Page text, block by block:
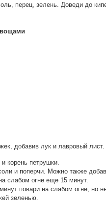
перец, зелень. Доведи до
добавив лук и лавровый
корень петрушки.
и поперчи. Можно также
слабом огне еще 15 минут.
повари на слабом огне, но
зеленью.